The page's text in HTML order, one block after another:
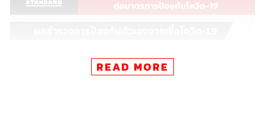
READ MORE